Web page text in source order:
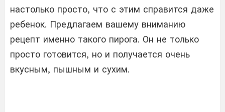
настолько просто, что с этим справится даже
ребенок. Предлагаем вашему вниманию
рецепт именно такого пирога. Он не только
просто готовится, но и получается очень
вкусным, пышным и сухим.